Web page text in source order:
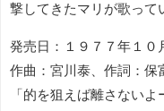
撃してきたマリが歌って
発売日：１９７７年１０
作曲：宮川泰、作詞：保
「的を狙えば離さない